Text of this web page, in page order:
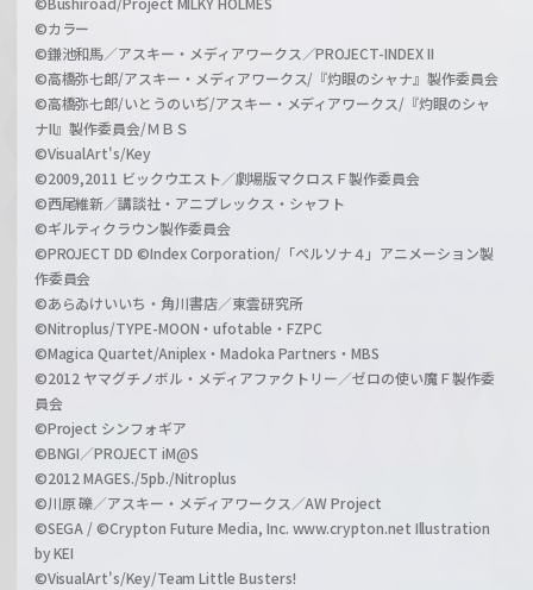
©カラー
©鎌池和馬／アスキー・メディアワークス／PROJECT-INDEX II
©高橋弥七郎/アスキー・メディアワークス/『灼眼のシャナ』製作委員会
©高橋弥七郎/いとうのいぢ/アスキー・メディアワークス/『灼眼のシャ
ナII』製作委員会/ＭＢＳ
©VisualArt's/Key
©2009,2011 ビックウエスト／劇場版マクロスＦ製作委員会
©西尾維新／講談社・アニプレックス・シャフト
©ギルティクラウン製作委員会
©PROJECT DD ©Index Corporation/「ペルソナ４」アニメーション製
作委員会
©あらゐけいいち・角川書店／東雲研究所
©Nitroplus/TYPE-MOON・ufotable・FZPC
©Magica Quartet/Aniplex・Madoka Partners・MBS
©2012 ヤマグチノボル・メディアファクトリー／ゼロの使い魔Ｆ製作委
員会
©Project シンフォギア
©BNGI／PROJECT iM@S
©2012 MAGES./5pb./Nitroplus
©川原 礫／アスキー・メディアワークス／AW Project
©SEGA / ©Crypton Future Media, Inc. www.crypton.net Illustration
by KEI
©VisualArt's/Key/Team Little Busters!